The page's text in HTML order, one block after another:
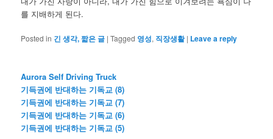
를 지배하게 된다.
Posted in 긴 생각, 짧은 글 |Tagged 영성, 직장생활 | Leave a reply
Aurora Self Driving Truck
기득권에 반대하는 기독교 (8)
기득권에 반대하는 기독교 (7)
기득권에 반대하는 기독교 (6)
기득권에 반대하는 기독교 (5)